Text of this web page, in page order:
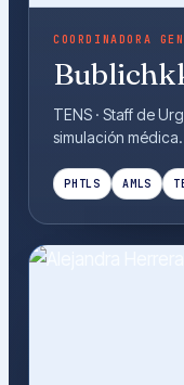
COORDINADORA
TENS · Staff de
simulación médica.
PHTLS AMLS